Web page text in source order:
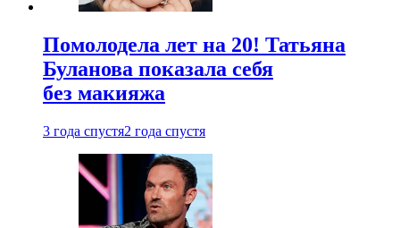
Помолодела лет на 20! Татьяна
Буланова показала себя
без макияжа
3 года спустя2 года спустя